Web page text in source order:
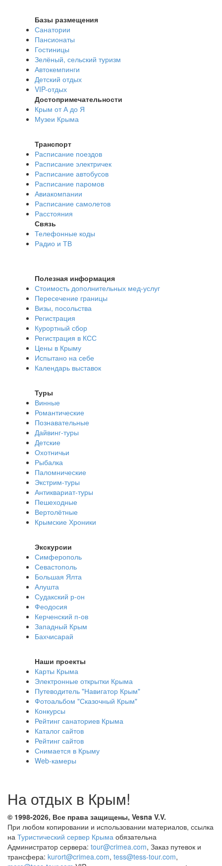
Базы размещения
Санатории
Пансионаты
Гостиницы
Зелёный, сельский туризм
Автокемпинги
Детский отдых
VIP-отдых
Достопримечательности
Крым от А до Я
Музеи Крыма
Транспорт
Расписание поездов
Расписание электричек
Расписание автобусов
Расписание паромов
Авиакомпании
Расписание самолетов
Расстояния
Связь
Телефонные коды
Радио и ТВ
Полезная информация
Стоимость дополнительных мед-услуг
Пересечение границы
Визы, посольства
Регистрация
Курортный сбор
Регистрация в КСС
Цены в Крыму
Испытано на себе
Календарь выставок
Туры
Винные
Романтические
Познавательные
Дайвинг-туры
Детские
Охотничьи
Рыбалка
Паломнические
Экстрим-туры
Антиквариат-туры
Пешеходные
Вертолётные
Крымские Хроники
Экскурсии
Симферополь
Севастополь
Большая Ялта
Алушта
Судакский р-он
Феодосия
Керченский п-ов
Западный Крым
Бахчисарай
Наши проекты
Карты Крыма
Электронные открытки Крыма
Путеводитель "Навигатор Крым"
Фотоальбом "Сказочный Крым"
Конкурсы
Рейтинг санаториев Крыма
Каталог сайтов
Рейтинг сайтов
Снимается в Крыму
Web-камеры
На отдых в Крым!
© 1998-2026, Все права защищены, Vesna V.V.
При любом копировании и использовании материалов, ссылка
на Туристический сервер Крыма обязательна
Администратор сервера: tour@crimea.com, Заказ путевок и
трансфера: kurort@crimea.com, tess@tess-tour.com,